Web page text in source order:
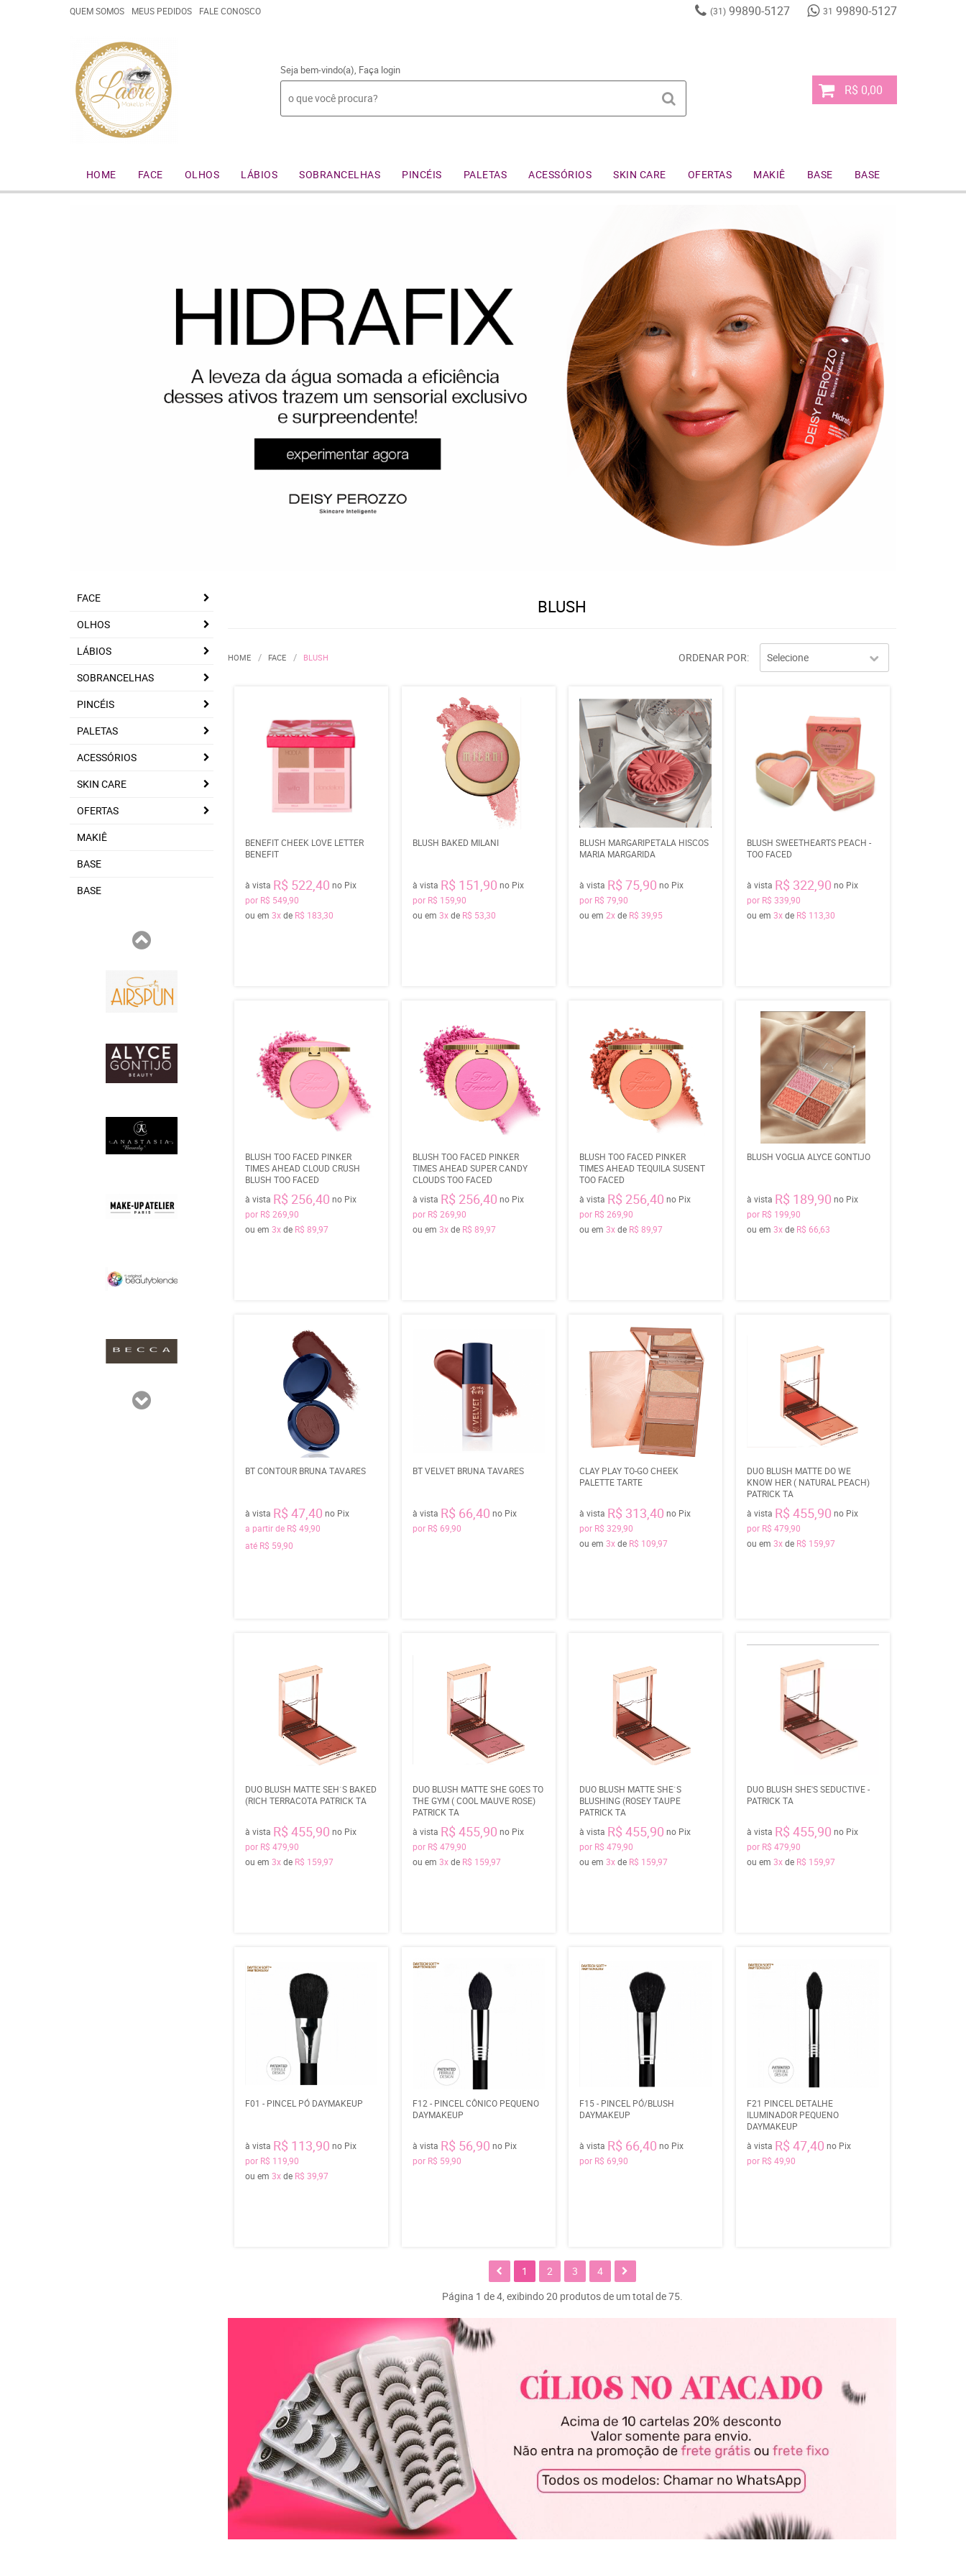
QUEM SOMOS MEUS PEDIDOS FALE CONOSCO (31)99890-5127 31 99890-5127
Seja bem-vindo(a), Faça login
R$ 0,00
HOME FACE OLHOS LÁBIOS SOBRANCELHAS PINCÉIS PALETAS ACESSÓRIOS SKIN CARE OFERTAS MAKIÊ BASE BASE
FACE
OLHOS
LÁBIOS
SOBRANCELHAS
PINCÉIS
PALETAS
ACESSÓRIOS
SKIN CARE
OFERTAS
MAKIÊ
BASE
BASE
BLUSH
HOME FACE BLUSH ORDENAR POR Selecione
BENEFIT CHEEK LOVE LETTER
BENEFIT
à vista R$ 522,40 no Pix
por R$ 549,90
ou em3xde R$ 183,30
BLUSH BAKED MILANI
à vista R$ 151,90 no Pix
por R$ 159,90
ou em 3xde R$ 53,30
BLUSH MARGARIPETALA HISCOS
MARIA MARGARIDA
à vista R$ 75,90 no Pix
por R$ 79,90
ou em2xde R$ 39,95
BLUSH SWEETHEARTS PEACH -
TOO FACED
à vista R$ 322,90 no Pix
por R$ 339,90
ou em 3xde R$ 113,30
BLUSH TOO FACED PINKER
TIMES AHEAD CLOUD CRUSH
BLUSH TOO FACED
à vista R$ 256,40 no Pix
por R$ 269,90
ou em3xde R$ 89,97
BLUSH TOO FACED PINKER
TIMES AHEAD SUPER CANDY
CLOUDS TOO FACED
à vista R$ 256,40 no Pix
por R$ 269,90
ou em 3xde R$ 89,97
BLUSH TOO FACED PINKER
TIMES AHEAD TEQUILA SUSENT
TOO FACED
à vista R$ 256,40 no Pix
por R$ 269,90
ou em3xde R$ 89,97
BLUSH VOGLIA ALYCE GONTIJO
à vista R$ 189,90 no Pix
por R$ 199,90
ou em 3xde R$ 66,63
BT CONTOUR BRUNA TAVARES
à vista R$ 47,40 no Pix
a partir de R$ 49,90
até R$ 59,90
BT VELVET BRUNA TAVARES
à vista R$ 66,40 no Pix
por R$ 69,90
CLAY PLAY TO-GO CHEEK
PALETTE TARTE
à vista R$ 313,40 no Pix
por R$ 329,90
ou em3xde R$ 109,97
DUO BLUSH MATTE DO WE
KNOW HER ( NATURAL PEACH)
PATRICK TA
à vista R$ 455,90 no Pix
por R$ 479,90
ou em 3xde R$ 159,97
DUO BLUSH MATTE SEH`S BAKED
(RICH TERRACOTA PATRICK TA
à vista R$ 455,90 no Pix
por R$ 479,90
ou em3xde R$ 159,97
DUO BLUSH MATTE SHE GOES TO
THE GYM ( COOL MAUVE ROSE)
PATRICK TA
à vista R$ 455,90 no Pix
por R$ 479,90
ou em 3xde R$ 159,97
DUO BLUSH MATTE SHE`S
BLUSHING (ROSEY TAUPE
PATRICK TA
à vista R$ 455,90 no Pix
por R$ 479,90
ou em3xde R$ 159,97
DUO BLUSH SHE'S SEDUCTIVE -
PATRICK TA
à vista R$ 455,90 no Pix
por R$ 479,90
ou em 3xde R$ 159,97
F01 - PINCEL PÓ DAYMAKEUP
à vista R$ 113,90 no Pix
por R$ 119,90
ou em3xde R$ 39,97
F12 - PINCEL CÔNICO PEQUENO
DAYMAKEUP
à vista R$ 56,90 no Pix
por R$ 59,90
F15 - PINCEL PÓ/BLUSH
DAYMAKEUP
à vista R$ 66,40 no Pix
por R$ 69,90
F21 PINCEL DETALHE
ILUMINADOR PEQUENO
DAYMAKEUP
à vista R$ 47,40 no Pix
por R$ 49,90
1 2 3
4
Página 1 de 4, exibindo 20 produtos de um total de 75.